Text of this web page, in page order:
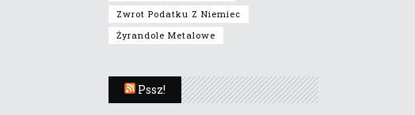
Zwrot Podatku Z Niemiec
Żyrandole Metalowe
Pssz!